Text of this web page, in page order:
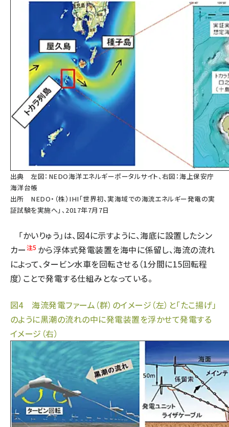
出典 左図：NEDO海洋エネルギーポータルサイト、右図：海上保安庁
海洋台帳
出所 NEDO・（株）IHI「世界初、実海域での海流エネルギー発電の実
証試験を実施へ」、2017年7月7日
「かいりゅう」は、図4に示すように、海底に設置したシン
カー注5 から浮体式発電装置を海中に係留し、海流の流れ
によって、タービン水車を回転させる（1分間に15回転程
度）ことで発電する仕組みとなっている。
図4 海流発電ファーム（群）のイメージ（左）と「たこ揚げ」
のように黒潮の流れの中に発電装置を浮かせて発電する
イメージ（右）